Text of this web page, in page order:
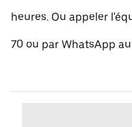
heures. Ou appeler
70 ou par WhatsApp au